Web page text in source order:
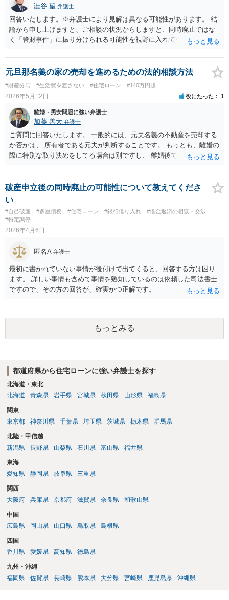
後の養育費の増額請求等を受ける可能性はあります。貴殿の経済状況
で可能な範囲で養育費を支払うことで、お子様の生活を維持できるよ
う努力されるしか無いと思います。 なお、破産申立代理人は、通常
債権者との対応は行います。その範囲で元奥様との連絡窓口にはなっ
てもらえると思いますが、あくまで破産手続に必要な範囲で、破産手
続の期間中だけになります。また、破産裁判所が選任する破産管財人
が就任して任意売却の手続を進めることになると思いますので、立ち
退きの話は破産管財人と元奥様の間で行われることになると思いま
す。
とのことですが、残念ながら、現在の都市綜研インベストファンド
は、任意の請求や解除通知に対して積極的に対応している状況にはあ
りません。実際、弁護士名で送付した内容証明に対しても何ら回答が
ないケースが少なくありません。そのため、現状では、内容証明やメ
ールのみで返還を受けることは難しく、法的手続を取らなければ実質
的に交渉のテーブルにも乗らないというのが実情です。 ご相談の「み
んなで大家さん43号」については、令和８年７月３１日が償還期限到
来の時期になると思われますので、解除による出資金返還請求をしな
がら、期間満了による償還請求訴訟もにらんだ形で訴訟提起をするこ
とが考えられます。もっとも、現在は都市綜研インベストファンドと
の間で裁判上の和解が成立した案件についても、和解で約束された分
割金の支払いが遅延しているとの報告が複数寄せられています。した
がって、訴訟を提起したとしても必ず回収できるとは申し上げられま
せん。 しかしながら、 ①会社から返答がない ②任意交渉が機能して
いない ③資金繰り上のご事情がある ④償還期限が到来する という現
状を踏まえますと、何もせずに待ち続けるよりは、リスクを承知の上
3号については、「アグレボセンターで何らかの事業が行われていた
か」ではなく、「その事業が巨額の賃料を支払えるだけの実体を持っ
ていたのか。そして賃料はどこから出ていたのか」という点はかなり
の疑念があるところです。
澁谷 望 弁護士
回答いたします。※弁護士により見解は異なる可能性があります。 結
論から申し上げますと、ご相談の状況からしますと、同時廃止ではな
く「管財事件」に振り分けられる可能性を視野に入れて準備を進める
るように半年前に車を売却して手元に残った約95万円の使途（本当に
生活費として適切に使われたか、特定の相手だけに優先して返済して
いないかなど）について、裁判所や管財人による調査が必要と判断さ
れやすいためです。また、残債務も700万円と高いのも理由に挙げられ
ます。 任意売却については、売却価格の相当性が問題になる可能性が
ありますので、もし弁護士に依頼なさっていないようならばご依頼な
さって方針決定なさるのがよいかと思います。
元旦那名義の家の売却を進めるための法的相談方法
#財産分与 #生活費を渡さない #住宅ローン #140万円超
2026年5月12日 役にたった 1
離婚・男女問題に強い弁護士
加藤 善大 弁護士
ご質問に回答いたします。 一般的には、元夫名義の不動産を売却する
か否かは、 所有者である元夫が判断することです。 もっとも、離婚の
際に特別な取り決めをしてる場合は別ですし、 離婚後でも、２年以内
ことができ、 その中で、売却を求めることができる場合もあります。
ご質問に対する回答は以上ですが、可能であれば、ご依頼になるかは
別にして、お近くの弁護士に直接相談されて、ご自身の状況で、元夫
めることをおすすめいたします。 （初回相談料無料で対応している弁
護士がいるとおもいますので、探してみてください。） ご参考にして
破産申立後の同時廃止の可能性について教えてくださ
い
#自己破産 #多重債務 #住宅ローン #銀行借り入れ
#借金返済の相談・交渉
#特定調停
2026年4月6日
匿名A 弁護士
最初に書かれていない事情が後付けで出てくると、回答する方は困り
ます。 詳しい事情も含めて事情を熟知しているのは依頼した司法書士
ですので、その方の回答が、確実かつ正解です。
もっとみる
都道府県から住宅ローンに強い弁護士を探す
北海道・東北
北海道
青森県 岩手県 宮城県 秋田県 山形県 福島県
関東
東京都
神奈川県 千葉県 埼玉県 茨城県 栃木県 群馬県
北陸・甲信越
新潟県
長野県 山梨県 石川県 富山県 福井県
東海
愛知県
静岡県 岐阜県 三重県
関西
大阪府
兵庫県 京都府 滋賀県 奈良県 和歌山県
中国
広島県
岡山県 山口県 鳥取県 島根県
四国
香川県
愛媛県 高知県 徳島県
九州・沖縄
福岡県
佐賀県 長崎県 熊本県 大分県 宮崎県 鹿児島県 沖縄県